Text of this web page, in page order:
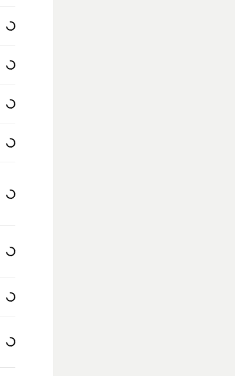
Loading...
Loading...
Loading...
Loading...
Loading...
Loading...
Loading...
Loading...